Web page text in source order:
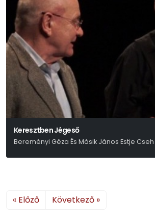
Keresztben Jégeső
Bereményi Géza És Másik János Estje
« Előző Következő »